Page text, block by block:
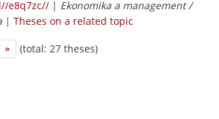
e8q7zc// | Ekonomika a management /
| Theses on a related topic
» (total: 27 theses)